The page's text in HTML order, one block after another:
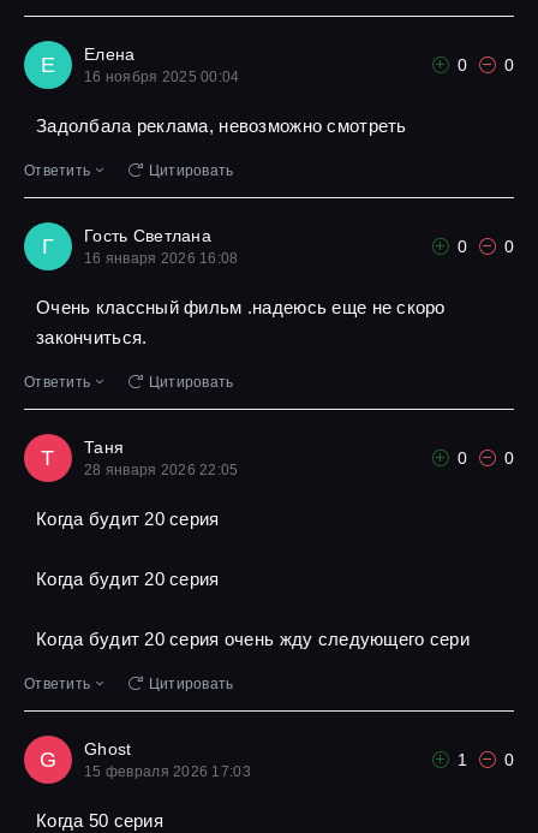
Е Елена
16 ноября 2025 00:04
0 0
Задолбала реклама, невозможно смотреть
Ответить Цитировать
Г Гость Светлана
16 января 2026 16:08
0 0
Очень классный фильм .надеюсь еще не скоро
закончиться.
Ответить Цитировать
Т Таня
28 января 2026 22:05
0 0
Когда будит 20 серия
Когда будит 20 серия
Когда будит 20 серия очень жду следующего сери
Ответить Цитировать
G Ghost
15 февраля 2026 17:03
1 0
Когда 50 серия